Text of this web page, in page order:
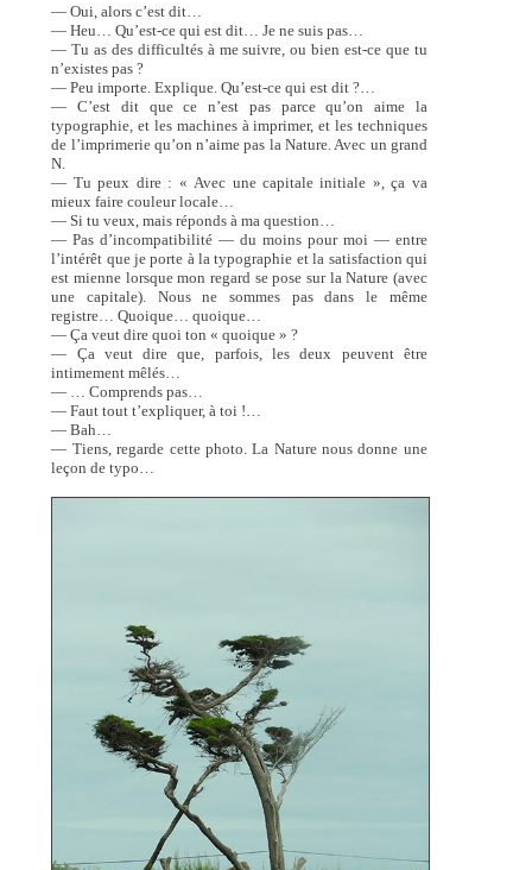
— Oui, alors c’est dit…
— Heu… Qu’est-ce qui est dit… Je ne suis pas…
— Tu as des difficultés à me suivre, ou bien est-ce que tu
n’existes pas ?
— Peu importe. Explique. Qu’est-ce qui est dit ?…
— C’est dit que ce n’est pas parce qu’on aime la
typographie, et les machines à imprimer, et les techniques
de l’imprimerie qu’on n’aime pas la Nature. Avec un grand
N.
— Tu peux dire : « Avec une capitale initiale », ça va
mieux faire couleur locale…
— Si tu veux, mais réponds à ma question…
— Pas d’incompatibilité — du moins pour moi — entre
l’intérêt que je porte à la typographie et la satisfaction qui
est mienne lorsque mon regard se pose sur la Nature (avec
une capitale). Nous ne sommes pas dans le même
registre… Quoique… quoique…
— Ça veut dire quoi ton « quoique » ?
— Ça veut dire que, parfois, les deux peuvent être
intimement mêlés…
— … Comprends pas…
— Faut tout t’expliquer, à toi !…
— Bah…
— Tiens, regarde cette photo. La Nature nous donne une
leçon de typo…